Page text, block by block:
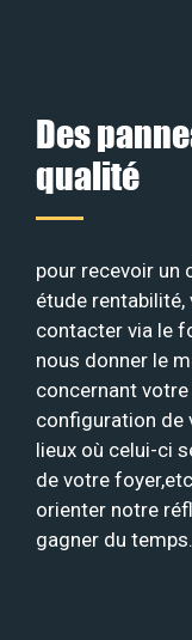
Des
qualité
pour recevoir un
étude rentabilité,
contacter via le
nous donner le
concernant votre
configuration de
lieux où celui-ci
de votre
orienter notre
gagner du temps.